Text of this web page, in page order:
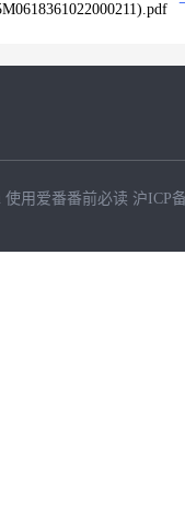
使用爱番番前必读 沪ICP